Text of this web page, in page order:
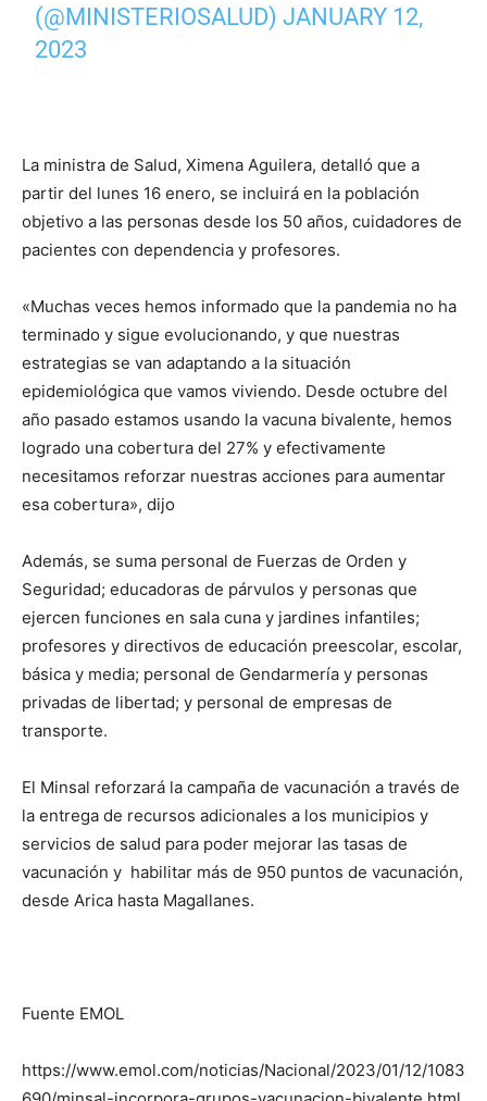
(@MINISTERIOSALUD)JANUARY 12,
2023
La ministra de Salud, Ximena Aguilera, detalló que a
partir del lunes 16 enero, se incluirá en la población
objetivo a las personas desde los 50 años, cuidadores de
pacientes con dependencia y profesores.
«Muchas veces hemos informado que la pandemia no ha
terminado y sigue evolucionando, y que nuestras
estrategias se van adaptando a la situación
epidemiológica que vamos viviendo. Desde octubre del
año pasado estamos usando la vacuna bivalente, hemos
logrado una cobertura del 27% y efectivamente
necesitamos reforzar nuestras acciones para aumentar
esa cobertura», dijo
Además, se suma personal de Fuerzas de Orden y
Seguridad; educadoras de párvulos y personas que
ejercen funciones en sala cuna y jardines infantiles;
profesores y directivos de educación preescolar, escolar,
básica y media; personal de Gendarmería y personas
privadas de libertad; y personal de empresas de
transporte.
El Minsal reforzará la campaña de vacunación a través de
la entrega de recursos adicionales a los municipios y
servicios de salud para poder mejorar las tasas de
vacunación y habilitar más de 950 puntos de vacunación,
desde Arica hasta Magallanes.
Fuente EMOL
https://www.emol.com/noticias/Nacional/2023/01/12/1083